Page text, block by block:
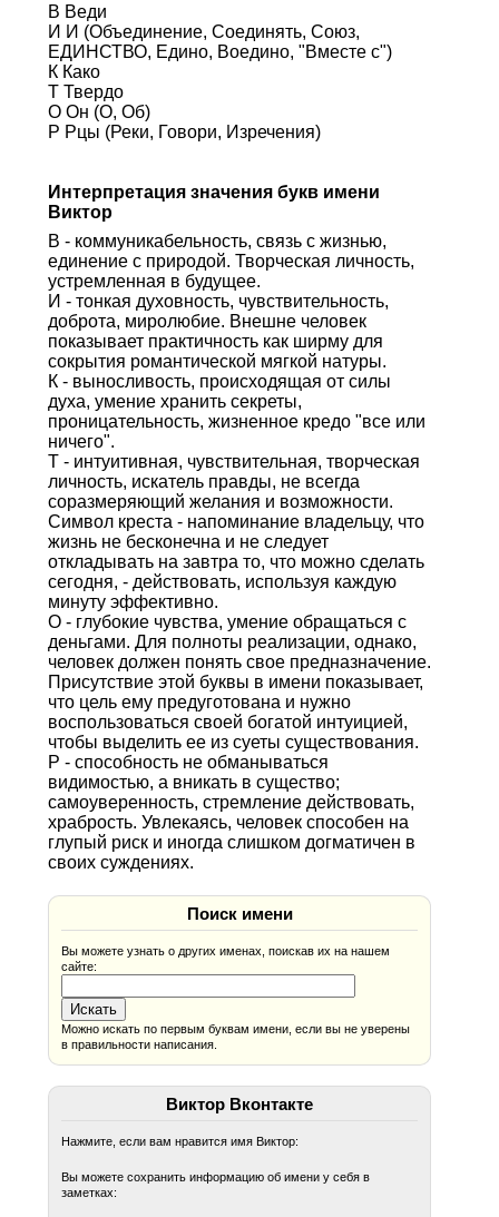
В Веди
И И (Объединение, Соединять, Союз,
ЕДИНСТВО, Едино, Воедино, "Вместе с")
К Како
Т Твердо
О Он (О, Об)
Р Рцы (Реки, Говори, Изречения)
Интерпретация значения букв имени
Виктор
В - коммуникабельность, связь с жизнью,
единение с природой. Творческая личность,
устремленная в будущее.
И - тонкая духовность, чувствительность,
доброта, миролюбие. Внешне человек
показывает практичность как ширму для
сокрытия романтической мягкой натуры.
К - выносливость, происходящая от силы
духа, умение хранить секреты,
проницательность, жизненное кредо "все или
ничего".
Т - интуитивная, чувствительная, творческая
личность, искатель правды, не всегда
соразмеряющий желания и возможности.
Символ креста - напоминание владельцу, что
жизнь не бесконечна и не следует
откладывать на завтра то, что можно сделать
сегодня, - действовать, используя каждую
минуту эффективно.
О - глубокие чувства, умение обращаться с
деньгами. Для полноты реализации, однако,
человек должен понять свое предназначение.
Присутствие этой буквы в имени показывает,
что цель ему предуготована и нужно
воспользоваться своей богатой интуицией,
чтобы выделить ее из суеты существования.
Р - способность не обманываться
видимостью, а вникать в существо;
самоуверенность, стремление действовать,
храбрость. Увлекаясь, человек способен на
глупый риск и иногда слишком догматичен в
своих суждениях.
Поиск имени
Вы можете узнать о других именах, поискав их на нашем
сайте:
Можно искать по первым буквам имени, если вы не уверены
в правильности написания.
Виктор Вконтакте
Нажмите, если вам нравится имя Виктор:
Вы можете сохранить информацию об имени у себя в
заметках: